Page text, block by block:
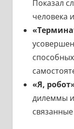
Показал
человека
«Я,
дилеммы